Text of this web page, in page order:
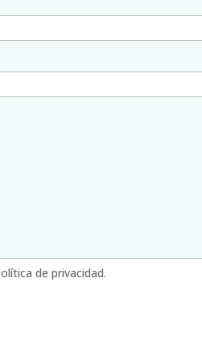
de privacidad.